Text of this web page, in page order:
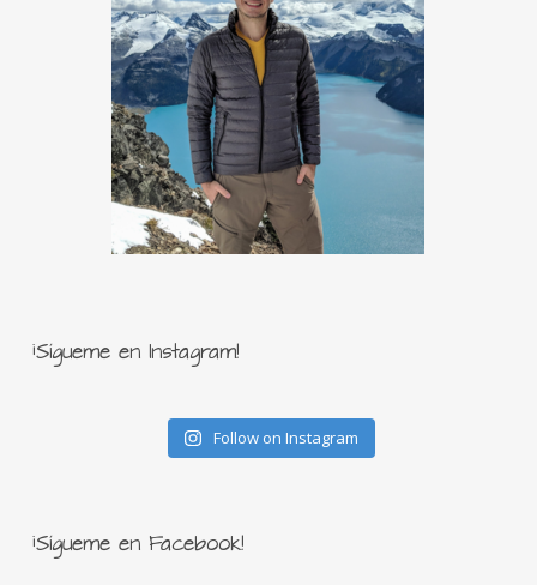
¡Sígueme en Instagram!
Follow on Instagram
¡Sígueme en Facebook!